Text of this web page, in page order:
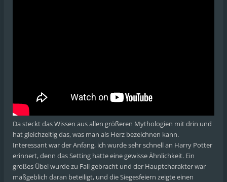
Da steckt das Wissen aus allen größeren Mythologien mit drin und
hat gleichzeitig das, was man als Herz bezeichnen kann.
Interessant war der Anfang, ich wurde sehr schnell an Harry Potter
erinnert, denn das Setting hatte eine gewisse Ähnlichkeit. Ein
großes Übel wurde zu Fall gebracht und der Hauptcharakter war
maßgeblich daran beteiligt, und die Siegesfeiern zeigte einen